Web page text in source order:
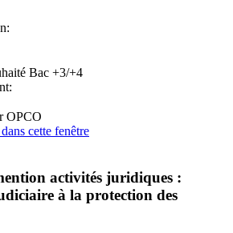
Bac +3/+4
OPCO
cette fenêtre
activités juridiques :
à la protection des